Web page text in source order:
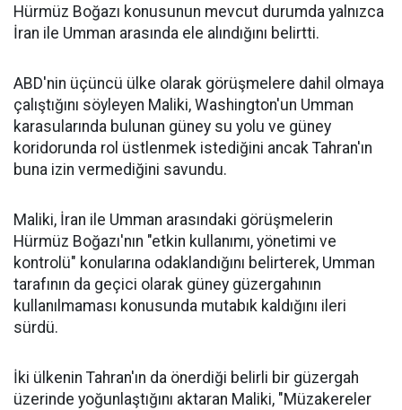
Hürmüz Boğazı konusunun mevcut durumda yalnızca
İran ile Umman arasında ele alındığını belirtti.
ABD'nin üçüncü ülke olarak görüşmelere dahil olmaya
çalıştığını söyleyen Maliki, Washington'un Umman
karasularında bulunan güney su yolu ve güney
koridorunda rol üstlenmek istediğini ancak Tahran'ın
buna izin vermediğini savundu.
Maliki, İran ile Umman arasındaki görüşmelerin
Hürmüz Boğazı'nın "etkin kullanımı, yönetimi ve
kontrolü" konularına odaklandığını belirterek, Umman
tarafının da geçici olarak güney güzergahının
kullanılmaması konusunda mutabık kaldığını ileri
sürdü.
İki ülkenin Tahran'ın da önerdiği belirli bir güzergah
üzerinde yoğunlaştığını aktaran Maliki, "Müzakereler